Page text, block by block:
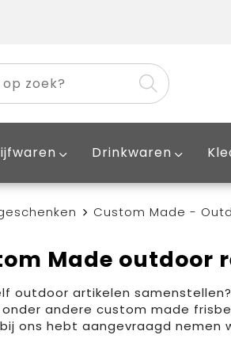
Drinkwaren
Custom Made -
Made outdoor
outdoor artikelen samenstellen?
andere custom made
ons hebt aangevraagd nemen